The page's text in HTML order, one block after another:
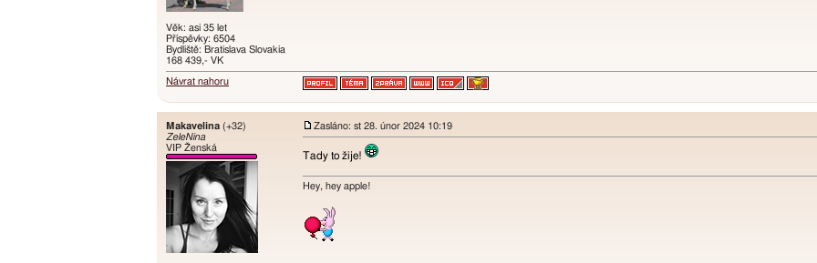
Věk: asi 35 let
Příspěvky: 6504
Bydliště: Bratislava Slovakia
168 439,- VK
Návrat nahoru
Makavelina (+32)
ZeleNina
VIP Ženská
Zasláno: st 28. únor 2024 10:19
Tady to žije!
Hey, hey apple!